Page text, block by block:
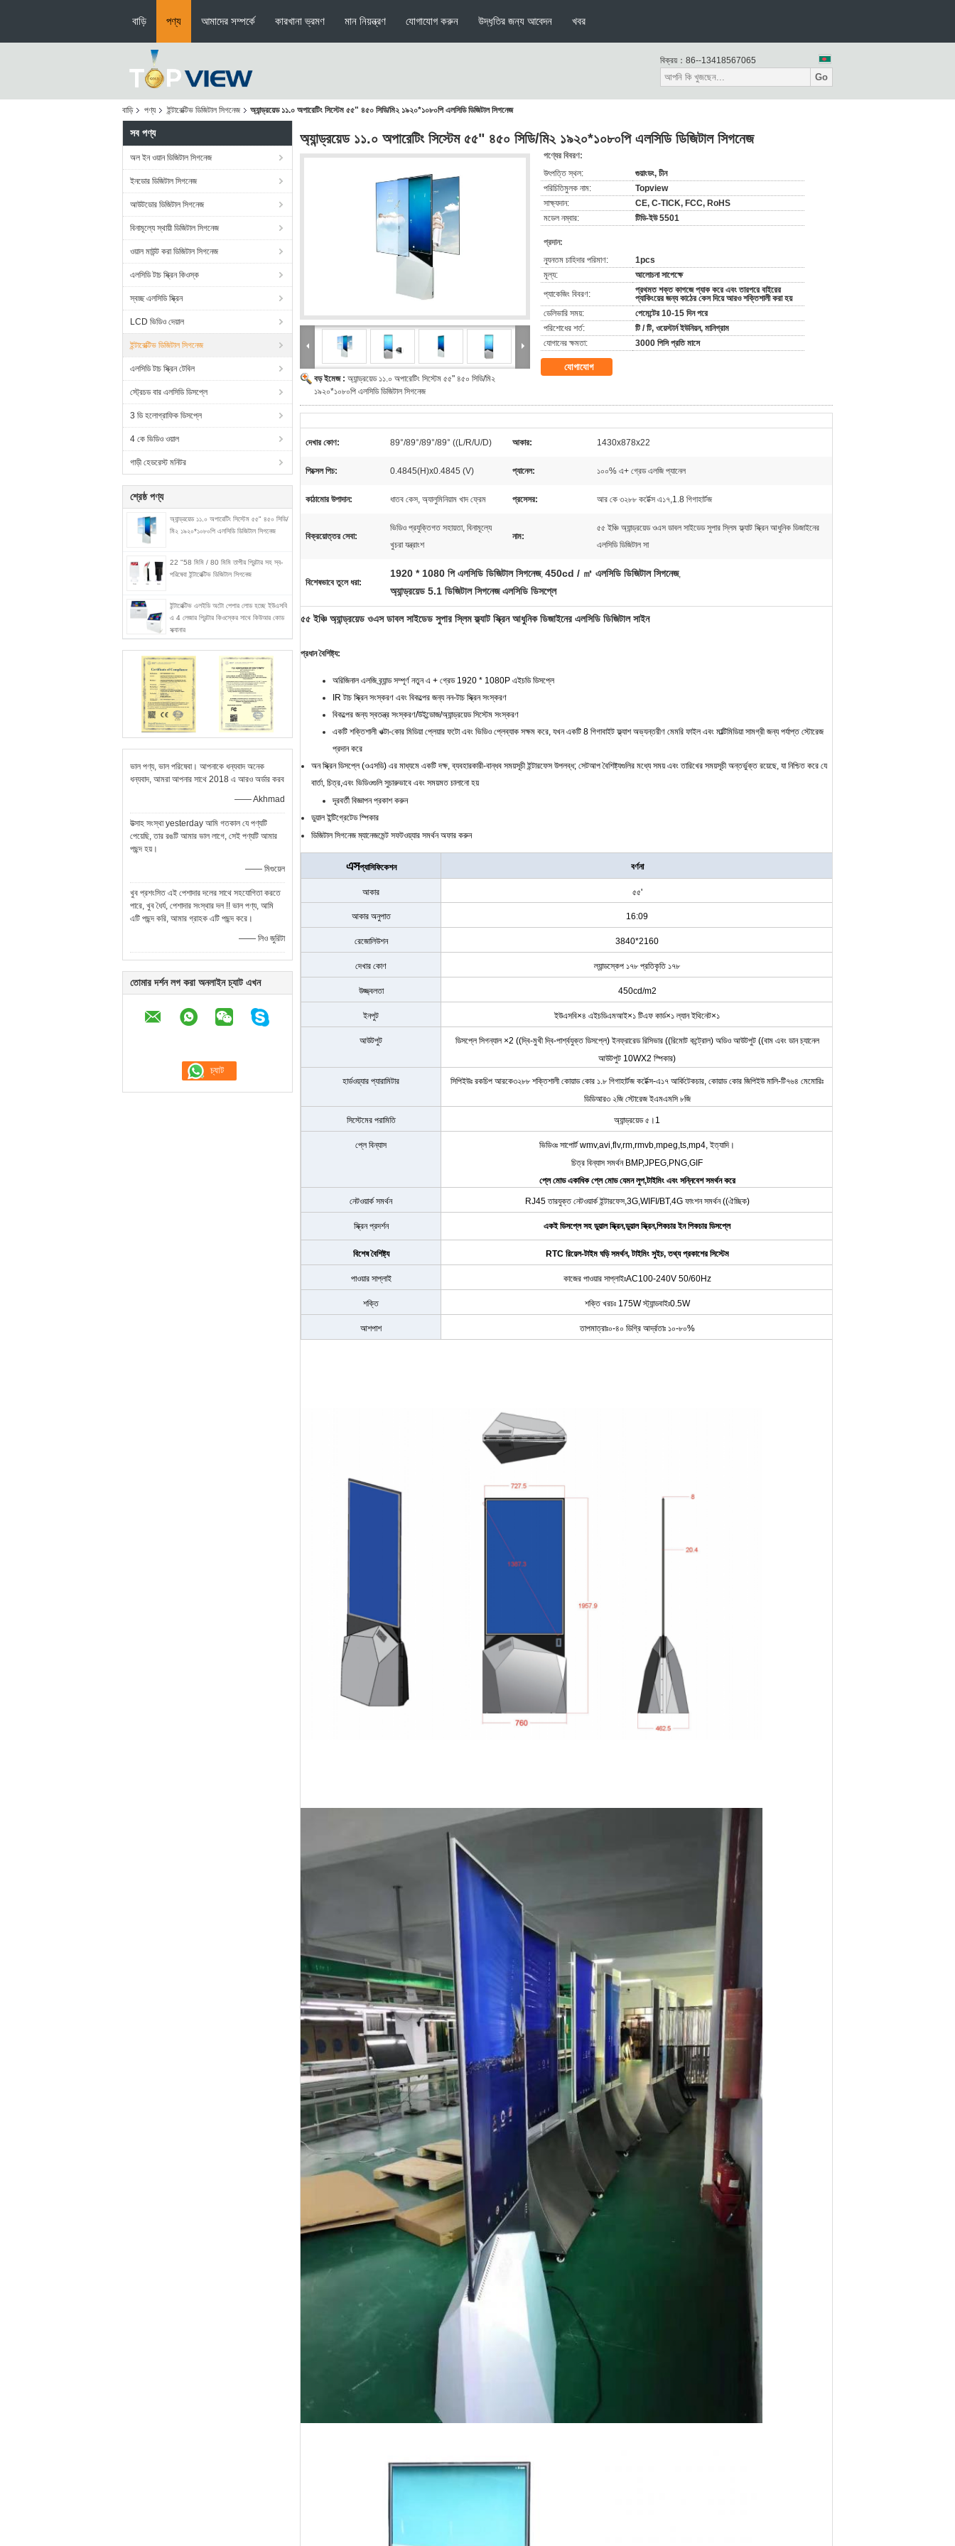
বাড়ি পণ্য আমাদের সম্পর্কে কারখানা ভ্রমণ মান নিয়ন্ত্রণ যোগাযোগ করুন উদ্ধৃতির জন্য আবেদন খবর
বিক্রয়： 86--13418567065
Go
বাড়ি পণ্য ইন্টারেক্টিভ ডিজিটাল সিগনেজ অ্যান্ড্রয়েড ১১.০ অপারেটিং সিস্টেম ৫৫" ৪৫০ সিডি/মি২ ১৯২০*১০৮০পি এলসিডি ডিজিটাল সিগনেজ
সব পণ্য
অল ইন ওয়ান ডিজিটাল সিগনেজ
ইনডোর ডিজিটাল সিগনেজ
আউটডোর ডিজিটাল সিগনেজ
বিনামূল্যে স্থায়ী ডিজিটাল সিগনেজ
ওয়াল মাউন্ট করা ডিজিটাল সিগনেজ
এলসিডি টাচ স্ক্রিন কিওস্ক
স্বচ্ছ এলসিডি স্ক্রিন
LCD ভিডিও দেয়াল
ইন্টারেক্টিভ ডিজিটাল সিগনেজ
এলসিডি টাচ স্ক্রিন টেবিল
স্ট্রেচড বার এলসিডি ডিসপ্লে
3 ডি হলোগ্রাফিক ডিসপ্লে
4 কে ভিডিও ওয়াল
গাড়ী হেডরেস্ট মনিটর
শ্রেষ্ঠ পণ্য
অ্যান্ড্রয়েড ১১.০ অপারেটিং সিস্টেম ৫৫" ৪৫০ সিডি/
মি২ ১৯২০*১০৮০পি এলসিডি ডিজিটাল সিগনেজ
22 "58 মিমি / 80 মিমি তাপীয় প্রিন্টার সহ স্ব-
পরিষেবা ইন্টারেক্টিভ ডিজিটাল সিগনেজ
ইন্টারেক্টিভ এলইডি অটো পেপার লোড হচ্ছে ইউএসবি
এ 4 লেজার প্রিন্টার কিওস্কের সাথে কিউআর কোড
স্ক্যানার
ভাল পণ্য, ভাল পরিষেবা। আপনাকে ধন্যবাদ অনেক
ধন্যবাদ, আমরা আপনার সাথে 2018 এ আরও অর্ডার করব
—— Akhmad
উত্সাহ সংস্থা yesterday আমি গতকাল যে পণ্যটি
পেয়েছি, তার রঙটি আমার ভাল লাগে, সেই পণ্যটি আমার
পছন্দ হয়।
—— মিগুয়েল
খুব প্রশংসিত এই পেশাদার দলের সাথে সহযোগিতা করতে
পারে, খুব ধৈর্য, ​​পেশাদার সংস্থার দল !! ভাল পণ্য, আমি
এটি পছন্দ করি, আমার গ্রাহক এটি পছন্দ করে।
—— লিও জুরিটা
তোমার দর্শন লগ করা অনলাইন চ্যাট এখন
অ্যান্ড্রয়েড ১১.০ অপারেটিং সিস্টেম ৫৫" ৪৫০ সিডি/মি২ ১৯২০*১০৮০পি এলসিডি ডিজিটাল সিগনেজ
বড় ইমেজ : অ্যান্ড্রয়েড ১১.০ অপারেটিং সিস্টেম ৫৫" ৪৫০ সিডি/মি২
১৯২০*১০৮০পি এলসিডি ডিজিটাল সিগনেজ
পণ্যের বিবরণ:
উৎপত্তি স্থল:
গুয়াংডং, চীন
পরিচিতিমুলক নাম:
Topview
সাক্ষ্যদান:
CE, C-TICK, FCC, RoHS
মডেল নম্বার:
টিডি-ইউ 5501
প্রদান:
ন্যূনতম চাহিদার পরিমাণ:
1pcs
মূল্য:
আলোচনা সাপেক্ষে
প্যাকেজিং বিবরণ:
প্রথমত শক্ত কাগজে প্যাক করে এবং তারপরে বাইরের
প্যাকিংয়ের জন্য কাঠের কেস দিয়ে আরও শক্তিশালী করা হয়
ডেলিভারি সময়:
পেমেন্টের 10-15 দিন পরে
পরিশোধের শর্ত:
টি / টি, ওয়েস্টার্ন ইউনিয়ন, মানিগ্রাম
যোগানের ক্ষমতা:
3000 পিসি প্রতি মাসে
যোগাযোগ
দেখার কোণ: 89°/89°/89°/89° ((L/R/U/D) আকার: 1430x878x22
পিক্সেল পিচ: 0.4845(H)x0.4845 (V) প্যানেল: ১০০% এ+ গ্রেড এলজি প্যানেল
কাঠামোর উপাদান: ধাতব কেস, অ্যালুমিনিয়াম খাদ ফ্রেম প্রসেসর: আর কে ৩২৮৮ কর্টেক্স এ১৭,1.8 গিগাহার্টজ
বিক্রয়োত্তর সেবা:
ভিডিও প্রযুক্তিগত সহায়তা, বিনামূল্যে
খুচরা যন্ত্রাংশ
নাম:
৫৫ ইঞ্চি অ্যান্ড্রয়েড ওএস ডাবল সাইডেড সুপার স্লিম ফ্ল্যাট স্ক্রিন আধুনিক ডিজাইনের
এলসিডি ডিজিটাল সা
বিশেষভাবে তুলে ধরা:
1920 * 1080 পি এলসিডি ডিজিটাল সিগনেজ, 450cd / ㎡ এলসিডি ডিজিটাল সিগনেজ,
অ্যান্ড্রয়েড 5.1 ডিজিটাল সিগনেজ এলসিডি ডিসপ্লে
৫৫ ইঞ্চি অ্যান্ড্রয়েড ওএস ডাবল সাইডেড সুপার স্লিম ফ্ল্যাট স্ক্রিন আধুনিক ডিজাইনের এলসিডি ডিজিটাল সাইন
প্রধান বৈশিষ্ট্য:
অরিজিনাল এলজি ব্র্যান্ড সম্পূর্ণ নতুন এ + গ্রেড 1920 * 1080P এইচডি ডিসপ্লে
IR টাচ স্ক্রিন সংস্করণ এবং বিকল্পের জন্য নন-টাচ স্ক্রিন সংস্করণ
বিকল্পের জন্য স্বতন্ত্র সংস্করণ/উইন্ডোজ/অ্যান্ড্রয়েড সিস্টেম সংস্করণ
একটি শক্তিশালী ওক্টা-কোর মিডিয়া প্লেয়ার ফটো এবং ভিডিও প্লেব্যাক সক্ষম করে, যখন একটি 8 গিগাবাইট ফ্ল্যাশ অভ্যন্তরীণ মেমরি ফাইল এবং মাল্টিমিডিয়া সামগ্রী জন্য পর্যাপ্ত স্টোরেজ
প্রদান করে
অন স্ক্রিন ডিসপ্লে (ওএসডি) এর মাধ্যমে একটি দক্ষ, ব্যবহারকারী-বান্ধব সময়সূচী ইন্টারফেস উপলব্ধ; সেটআপ বৈশিষ্ট্যগুলির মধ্যে সময় এবং তারিখের সময়সূচী অন্তর্ভুক্ত রয়েছে, যা নিশ্চিত করে যে
বার্তা, চিত্র,এবং ভিডিওগুলি সুচারুভাবে এবং সময়মত চালানো হয়
দূরবর্তী বিজ্ঞাপন প্রকাশ করুন
ডুয়াল ইন্টিগ্রেটেড স্পিকার
ডিজিটাল সিগনেজ ম্যানেজমেন্ট সফটওয়্যার সমর্থন অফার করুন
এসপ্যাসিফিকেশন বর্ণনা
আকার ৫৫'
আকার অনুপাত 16:09
রেজোলিউশন 3840*2160
দেখার কোণ ল্যান্ডস্কেপ ১৭৮ প্রতিকৃতি ১৭৮
উজ্জ্বলতা 450cd/m2
ইনপুট ইউএসবি×৪ এইচডিএমআই×১ টিএফ কার্ড×১ ল্যান ইথিনেট×১
আউটপুট
ডিসপ্লে সিগন্যাল ×2 ((দ্বি-মুখী দ্বি-পার্শ্বযুক্ত ডিসপ্লে) ইনফ্রারেড রিসিভার ((রিমোট কন্ট্রোল) অডিও আউটপুট ((বাম এবং ডান চ্যানেল
আউটপুট 10WX2 স্পিকার)
হার্ডওয়্যার প্যারামিটার
সিপিইউঃ রকচিপ আরকে৩২৮৮ শক্তিশালী কোয়াড কোর ১.৮ গিগাহার্টজ কর্টেক্স-এ১৭ আর্কিটেকচার, কোয়াড কোর জিপিইউ মালি-টি৭৬৪ মেমোরিঃ
ডিডিআর৩ ২জি স্টোরেজ ইএমএমসি ৮জি
সিস্টেমের পরামিতি অ্যান্ড্রয়েড ৫।1
প্লে বিন্যাস
ভিডিওঃ সাপোর্ট wmv,avi,flv,rm,rmvb,mpeg,ts,mp4, ইত্যাদি।
চিত্র বিন্যাস সমর্থন BMP,JPEG,PNG,GIF
প্লে মোড একাধিক প্লে মোড যেমন লুপ,টাইমিং এবং সন্নিবেশ সমর্থন করে
নেটওয়ার্ক সমর্থন RJ45 তারযুক্ত নেটওয়ার্ক ইন্টারফেস,3G,WIFI/BT,4G ফাংশন সমর্থন ((ঐচ্ছিক)
স্ক্রিন প্রদর্শন একই ডিসপ্লে সহ ডুয়াল স্ক্রিন,ডুয়াল স্ক্রিন,পিকচার ইন পিকচার ডিসপ্লে
বিশেষ বৈশিষ্ট্য RTC রিয়েল-টাইম ঘড়ি সমর্থন, টাইমিং সুইচ, তথ্য প্রকাশের সিস্টেম
পাওয়ার সাপ্লাই কাজের পাওয়ার সাপ্লাইঃAC100-240V 50/60Hz
শক্তি শক্তি খরচঃ 175W স্ট্যান্ডবাইঃ0.5W
আশপাশ তাপমাত্রাঃ০-৪০ ডিগ্রি আর্দ্রতাঃ ১০-৮০%